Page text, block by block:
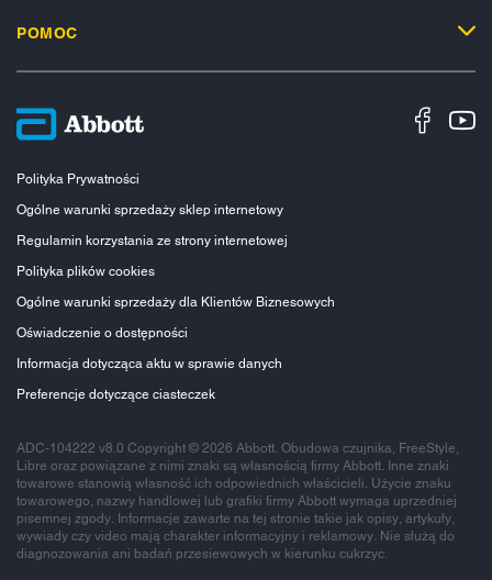
POMOC
Polityka Prywatności
Ogólne warunki sprzedaży sklep internetowy
Regulamin korzystania ze strony internetowej
Polityka plików cookies
Ogólne warunki sprzedaży dla Klientów Biznesowych
Oświadczenie o dostępności
Informacja dotycząca aktu w sprawie danych
Preferencje dotyczące ciasteczek
ADC-104222 v8.0 Copyright © 2026 Abbott. Obudowa czujnika, FreeStyle,
Libre oraz powiązane z nimi znaki są własnością firmy Abbott. Inne znaki
towarowe stanowią własność ich odpowiednich właścicieli. Użycie znaku
towarowego, nazwy handlowej lub grafiki firmy Abbott wymaga uprzedniej
pisemnej zgody. Informacje zawarte na tej stronie takie jak opisy, artykuły,
wywiady czy video mają charakter informacyjny i reklamowy. Nie służą do
diagnozowania ani badań przesiewowych w kierunku cukrzyc.